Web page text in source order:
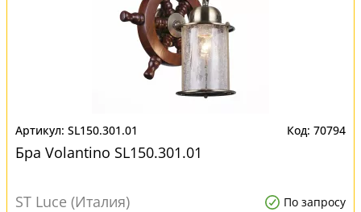
SL150.301.01 70794
Бра Volantino SL150.301.01
ST Luce (Италия) По запросу